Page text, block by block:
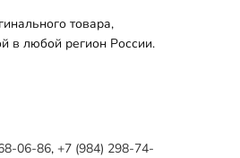
товара,
в любой регион России.
06-86, +7 (984) 298-74-